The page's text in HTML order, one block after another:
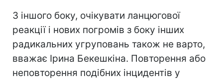
З іншого боку, очікувати ланцюгової
реакції і нових погромів з боку інших
радикальних угруповань також не варто,
вважає Ірина Бекешкіна. Повторення або
неповторення подібних інцидентів у